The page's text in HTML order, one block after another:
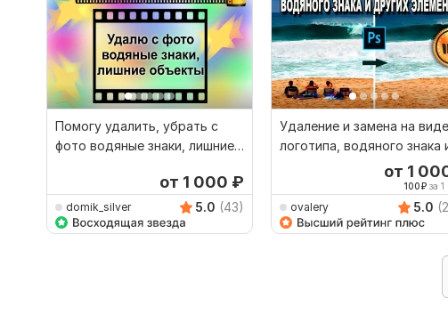
Помогу удалить, убрать с
фото водяные знаки, лишние
от 1 000 ₽
domik_silver 5.0 (43)
Удаление и замена на
логотипа, водяного знака
от 1
100₽ за 1
ovalery 5.0